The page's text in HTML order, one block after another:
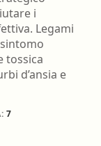
i
Legami
tossica
d’ansia e
7